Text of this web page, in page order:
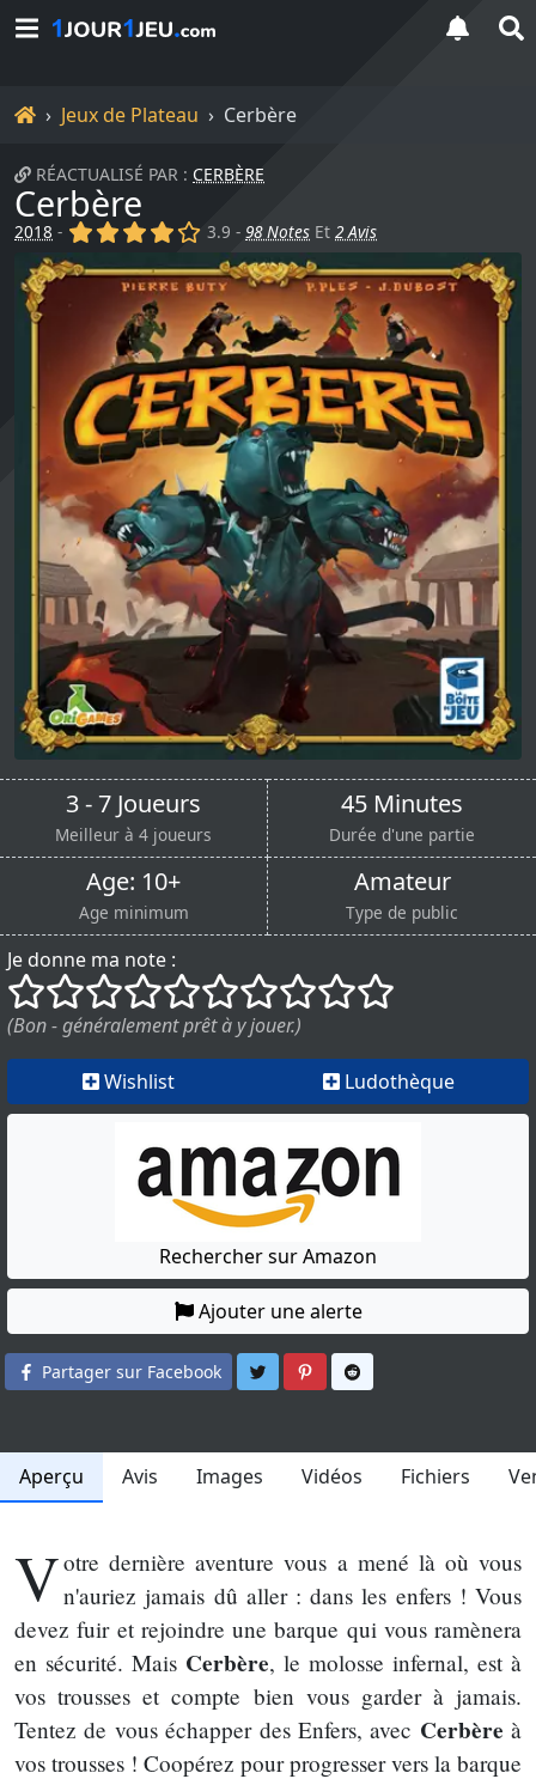
Accueil
Jeux de Plateau Cerbère
RÉACTUALISÉ PAR : CERBÈRE
Cerbère
2018 - (x) (x) (x) (x) ()
3.9 -98 Notes Et2 Avis
3 - 7 Joueurs
Meilleur à 4 joueurs
45 Minutes
Durée d'une partie
Age: 10+
Age minimum
Amateur
Type de public
Je donne ma note :
()
() () () () () () () ()
()
(Bon - généralement prêt à y jouer.)
Wishlist Ludothèque
Rechercher sur Amazon
Ajouter une alerte
Partager sur Facebook Partager sur Twitter
Partager sur Pinterest
Aperçu Avis Images Vidéos Fichiers
Votre dernière aventure vous a mené là où vous
n'auriez jamais dû aller : dans les enfers ! Vous
devez fuir et rejoindre une barque qui vous ramènera
en sécurité. Mais Cerbère, le molosse infernal, est à
vos trousses et compte bien vous garder à jamais.
Tentez de vous échapper des Enfers, avec Cerbère à
vos trousses ! Coopérez pour progresser vers la barque